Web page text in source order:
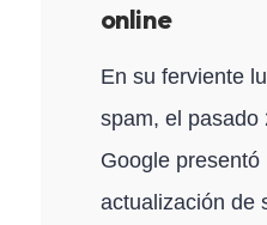
online
En su ferviente
spam, el pasado
Google presentó
actualización de